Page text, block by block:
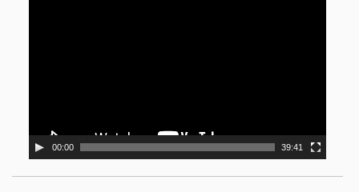
00:00 39:41